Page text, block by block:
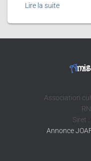
Lire la suite
A
Association
Siret
Annonce